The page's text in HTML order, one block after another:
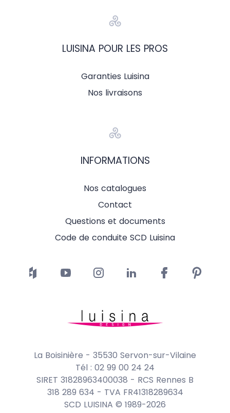
LUISINA POUR LES PROS
Garanties Luisina
Nos livraisons
INFORMATIONS
Nos catalogues
Contact
Questions et documents
Code de conduite SCD Luisina
La Boisinière - 35530 Servon-sur-Vilaine
Tél : 02 99 00 24 24
SIRET 31828963400038 - RCS Rennes B
318 289 634 - TVA FR41318289634
SCD LUISINA © 1989-2026